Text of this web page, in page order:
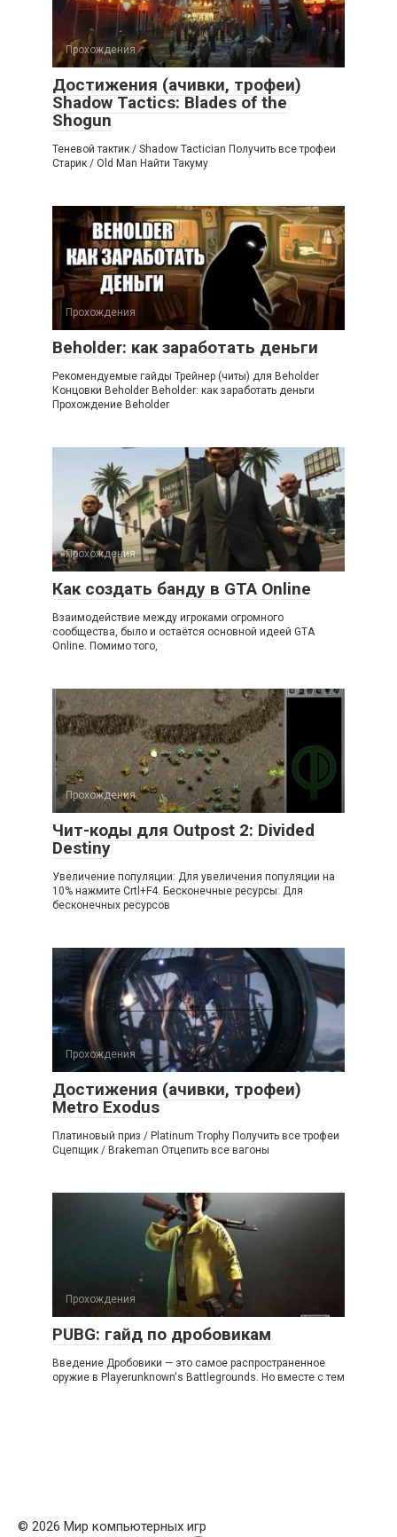
Прохождения
Достижения (ачивки, трофеи)
Shadow Tactics: Blades of the
Shogun
Теневой тактик / Shadow Tactician Получить все трофеи
Старик / Old Man Найти Такуму
Прохождения
Beholder: как заработать деньги
Рекомендуемые гайды Трейнер (читы) для Beholder
Концовки Beholder Beholder: как заработать деньги
Прохождение Beholder
Прохождения
Как создать банду в GTA Online
Взаимодействие между игроками огромного
сообщества, было и остаётся основной идеей GTA
Online. Помимо того,
Прохождения
Чит-коды для Outpost 2: Divided
Destiny
Увеличение популяции: Для увеличения популяции на
10% нажмите Crtl+F4. Бесконечные ресурсы: Для
бесконечных ресурсов
Прохождения
Достижения (ачивки, трофеи)
Metro Exodus
Платиновый приз / Platinum Trophy Получить все трофеи
Сцепщик / Brakeman Отцепить все вагоны
Прохождения
PUBG: гайд по дробовикам
Введение Дробовики — это самое распространенное
оружие в Playerunknown's Battlegrounds. Но вместе с тем
© 2026 Мир компьютерных игр